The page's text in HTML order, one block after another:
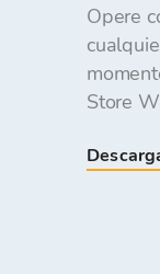
Opere
Store